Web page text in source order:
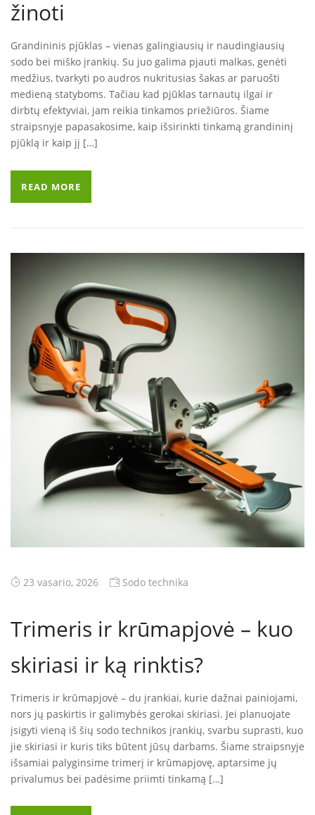
žinoti
Grandininis pjūklas – vienas galingiausių ir naudingiausių
sodo bei miško įrankių. Su juo galima pjauti malkas, genėti
medžius, tvarkyti po audros nukritusias šakas ar paruošti
medieną statyboms. Tačiau kad pjūklas tarnautų ilgai ir
dirbtų efektyviai, jam reikia tinkamos priežiūros. Šiame
straipsnyje papasakosime, kaip išsirinkti tinkamą grandininį
pjūklą ir kaip jį […]
READ MORE
23 vasario, 2026 Sodo technika
Trimeris ir krūmapjovė – kuo
skiriasi ir ką rinktis?
Trimeris ir krūmapjovė – du įrankiai, kurie dažnai painiojami,
nors jų paskirtis ir galimybės gerokai skiriasi. Jei planuojate
įsigyti vieną iš šių sodo technikos įrankių, svarbu suprasti, kuo
jie skiriasi ir kuris tiks būtent jūsų darbams. Šiame straipsnyje
išsamiai palyginsime trimerį ir krūmapjovę, aptarsime jų
privalumus bei padėsime priimti tinkamą […]